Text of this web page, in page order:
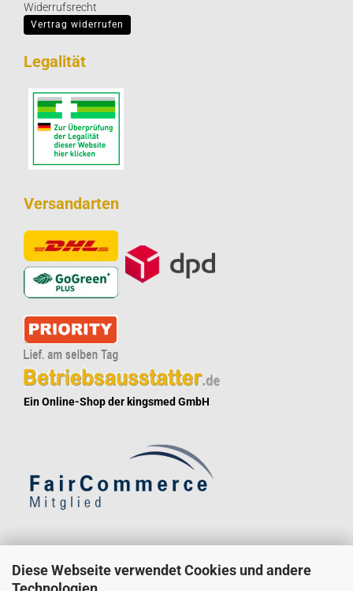
Diese Webseite verwendet Cookies und andere
Widerrufsrecht
Vertrag widerrufen
Legalität
Versandarten
Ein Online-Shop der kingsmed GmbH
könnten von Verbrauchern stammen, die die Ware oder Dienstleistung gar nicht erworben
oder genutzt haben.